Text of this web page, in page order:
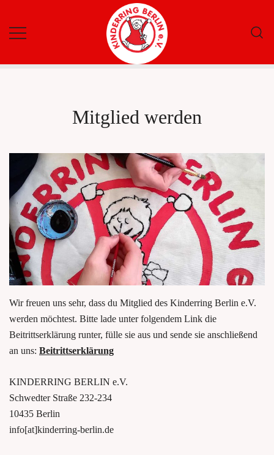
Mitglied werden
Wir freuen uns sehr, dass du Mitglied des Kinderring Berlin e.V.
werden möchtest. Bitte lade unter folgendem Link die
Beitrittserklärung runter, fülle sie aus und sende sie anschließend
an uns: Beitrittserklärung
KINDERRING BERLIN e.V.
Schwedter Straße 232-234
10435 Berlin
info[at]kinderring-berlin.de